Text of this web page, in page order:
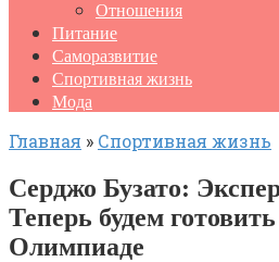
Отношения
Питание
Саморазвитие
Спортивная жизнь
Мода
Главная » Спортивная жизнь
Серджо Бузато:
Теперь будем
Олимпиаде